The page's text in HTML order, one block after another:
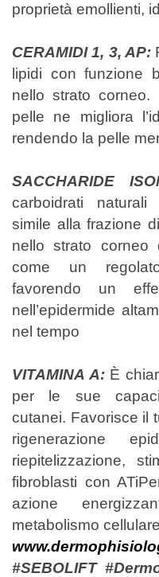
proprietà emollienti,
CERAMIDI 1, 3, AP:
lipidi con funzione
nello strato
pelle ne migliora
rendendo la pelle
SACCHARIDE
carboidrati
simile alla frazione
nello strato corneo
come un
favorendo un
nell’epidermide
nel tempo
VITAMINA A: È
per le sue
cutanei. Favorisce il
rigenerazione
riepitelizzazione,
fibroblasti con
azione
metabolismo
#SEBOLIFT